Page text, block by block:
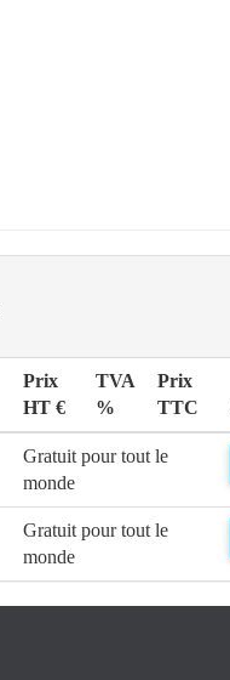
Prix
HT €
TVA
%
Prix
TTC
Gratuit pour tout le
monde
Gratuit pour tout le
monde